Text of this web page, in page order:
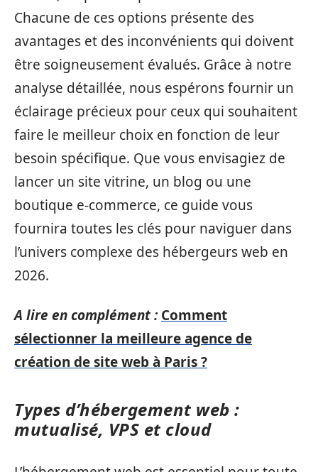
Chacune de ces options présente des
avantages et des inconvénients qui doivent
être soigneusement évalués. Grâce à notre
analyse détaillée, nous espérons fournir un
éclairage précieux pour ceux qui souhaitent
faire le meilleur choix en fonction de leur
besoin spécifique. Que vous envisagiez de
lancer un site vitrine, un blog ou une
boutique e-commerce, ce guide vous
fournira toutes les clés pour naviguer dans
l’univers complexe des hébergeurs web en
2026.
A lire en complément : Comment
sélectionner la meilleure agence de
création de site web à Paris ?
Types d’hébergement web :
mutualisé, VPS et cloud